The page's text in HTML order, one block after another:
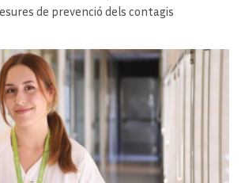
de prevenció dels contagis